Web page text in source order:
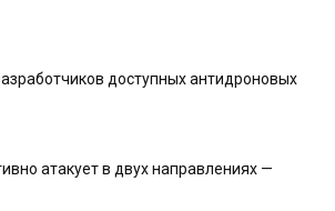
доступных антидроновых
атакует в двух направлениях —